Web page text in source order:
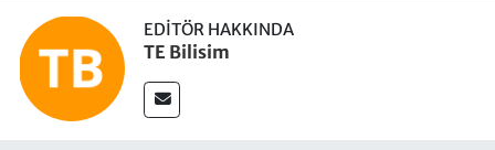
EDITÖR HAKKINDA
TE Bilisim